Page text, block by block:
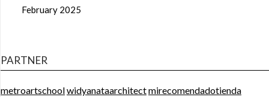
February 2025
PARTNER
metroartschoolwidyanataarchitectmirecomendadotienda